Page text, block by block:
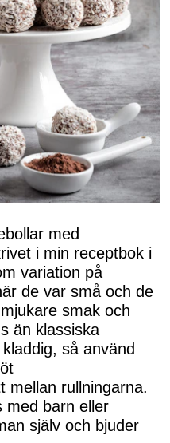
med
i min receptbok i
variation på
de var små och de
smak och
än klassiska
så använd
mellan rullningarna.
med barn eller
själv och bjuder